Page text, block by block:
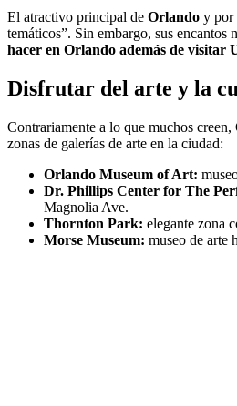
El atractivo principal de Orlando y por
temáticos”. Sin embargo, sus encantos
hacer en Orlando además de visitar
Disfrutar del arte y la
Contrariamente a lo que muchos
zonas de galerías de arte en la ciudad:
Orlando Museum of Art:
Dr. Phillips Center for The
Magnolia Ave.
Thornton Park: elegante zona
Morse Museum: museo de arte